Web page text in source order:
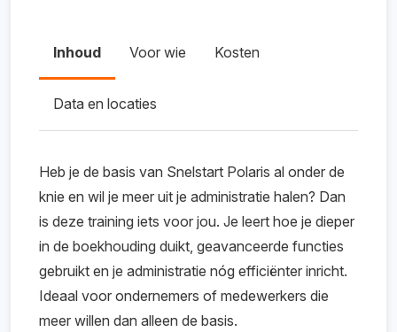
Inhoud Voor wie Kosten
Data en locaties
Heb je de basis van Snelstart Polaris al onder de
knie en wil je meer uit je administratie halen? Dan
is deze training iets voor jou. Je leert hoe je dieper
in de boekhouding duikt, geavanceerde functies
gebruikt en je administratie nóg efficiënter inricht.
Ideaal voor ondernemers of medewerkers die
meer willen dan alleen de basis.